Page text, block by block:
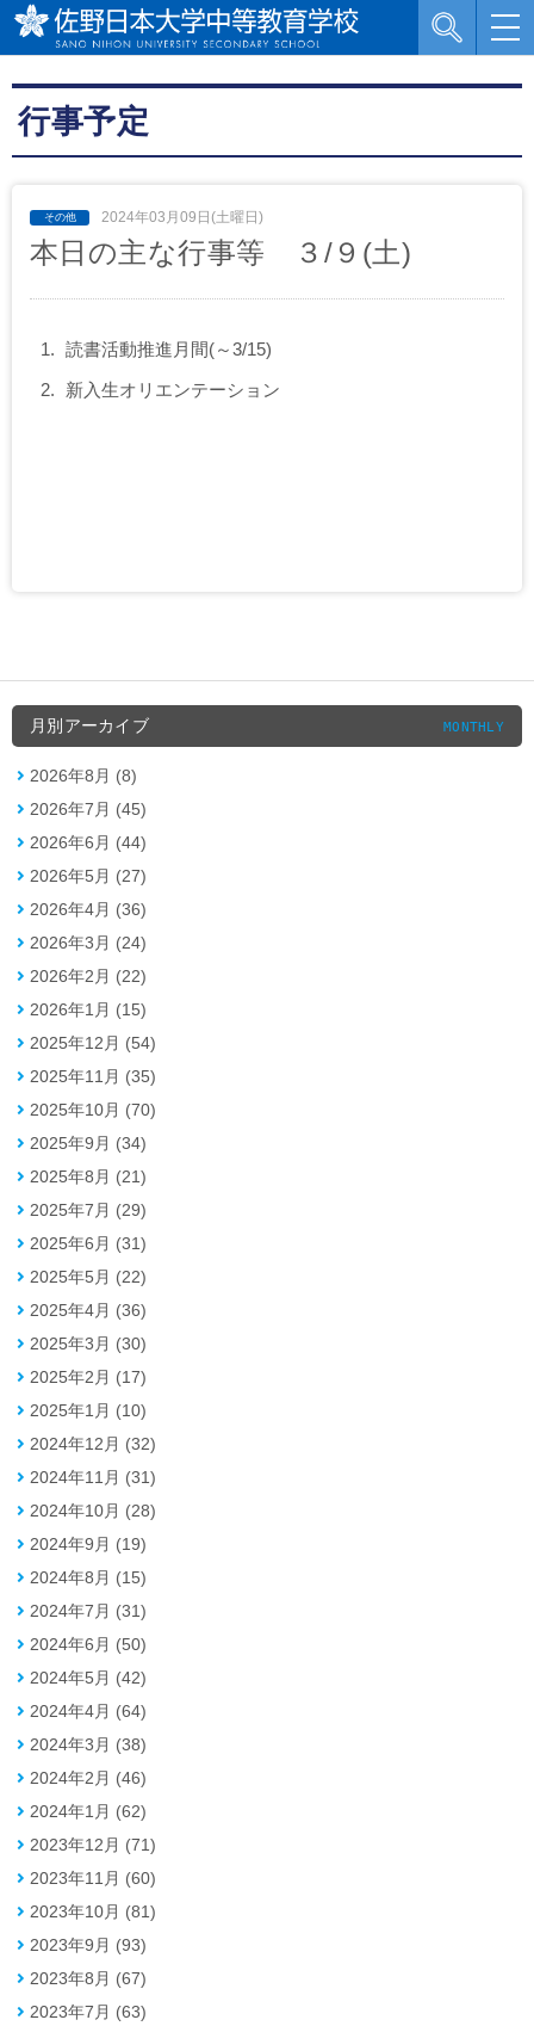
行事予定
2024年03月09日(土曜日)
本日の主な行事等 ３/９(土)
読書活動推進月間(～3/15)
新入生オリエンテーション
月別アーカイブ MONTHLY
2026年8月 (8)
2026年7月 (45)
2026年6月 (44)
2026年5月 (27)
2026年4月 (36)
2026年3月 (24)
2026年2月 (22)
2026年1月 (15)
2025年12月 (54)
2025年11月 (35)
2025年10月 (70)
2025年9月 (34)
2025年8月 (21)
2025年7月 (29)
2025年6月 (31)
2025年5月 (22)
2025年4月 (36)
2025年3月 (30)
2025年2月 (17)
2025年1月 (10)
2024年12月 (32)
2024年11月 (31)
2024年10月 (28)
2024年9月 (19)
2024年8月 (15)
2024年7月 (31)
2024年6月 (50)
2024年5月 (42)
2024年4月 (64)
2024年3月 (38)
2024年2月 (46)
2024年1月 (62)
2023年12月 (71)
2023年11月 (60)
2023年10月 (81)
2023年9月 (93)
2023年8月 (67)
2023年7月 (63)